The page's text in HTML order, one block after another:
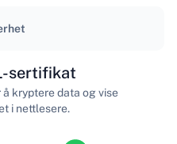
sertifikat
kryptere data og vise
i nettlesere.